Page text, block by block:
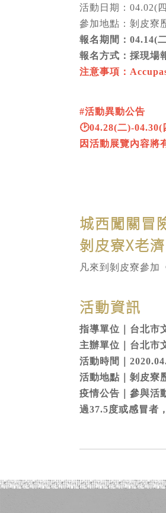
活動日期：04.02(
參加地點：剝皮寮
報名期間：04.14(
報名方式：採現場
注意事項：
#活動異動公告
🕑04.28(二)-04.30(
因活動展覽內容將
城西闖關冒
剝皮寮X老
凡來到剝皮寮參加
活動資訊
指導單位｜台北市
主辦單位｜台北市
活動時間｜
活動地點｜剝皮寮
疫情公告｜參與活
過37.5度或感冒者